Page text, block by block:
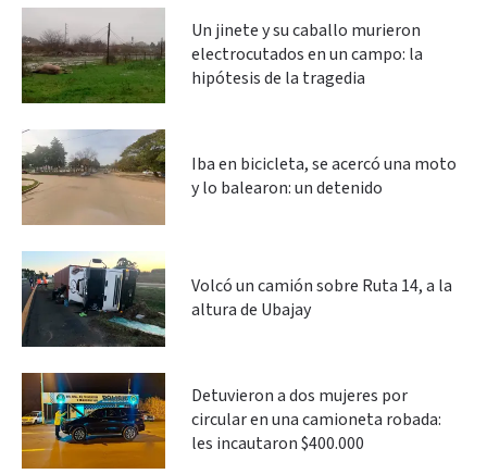
Un jinete y su caballo murieron
electrocutados en un campo: la
hipótesis de la tragedia
Iba en bicicleta, se acercó una moto
y lo balearon: un detenido
Volcó un camión sobre Ruta 14, a la
altura de Ubajay
Detuvieron a dos mujeres por
circular en una camioneta robada:
les incautaron $400.000